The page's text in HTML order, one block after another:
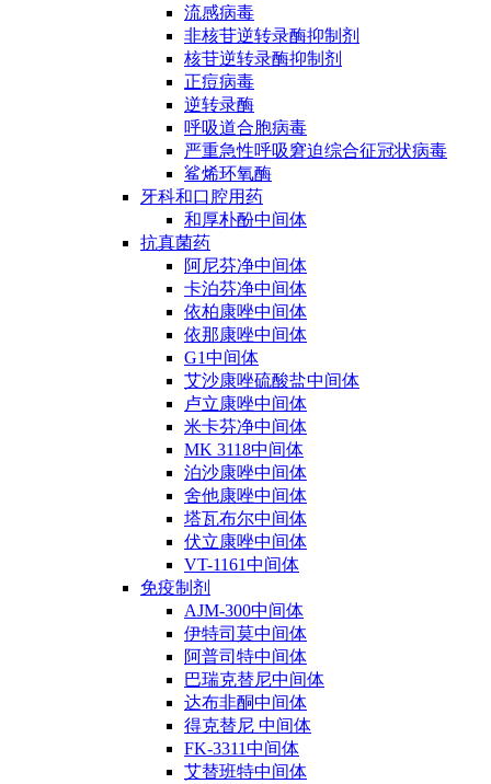
流感病毒
非核苷逆转录酶抑制剂
核苷逆转录酶抑制剂
正痘病毒
逆转录酶
呼吸道合胞病毒
严重急性呼吸窘迫综合征冠状病毒
鲨烯环氧酶
牙科和口腔用药
和厚朴酚中间体
抗真菌药
阿尼芬净中间体
卡泊芬净中间体
依柏康唑中间体
依那康唑中间体
G1中间体
艾沙康唑硫酸盐中间体
卢立康唑中间体
米卡芬净中间体
MK 3118中间体
泊沙康唑中间体
舍他康唑中间体
塔瓦布尔中间体
伏立康唑中间体
VT-1161中间体
免疫制剂
AJM-300中间体
伊特司莫中间体
阿普司特中间体
巴瑞克替尼中间体
达布非酮中间体
得克替尼 中间体
FK-3311中间体
艾替班特中间体